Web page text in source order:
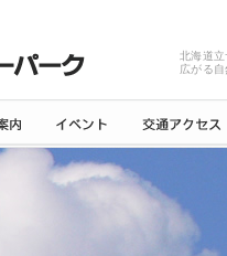
北海道
広がる